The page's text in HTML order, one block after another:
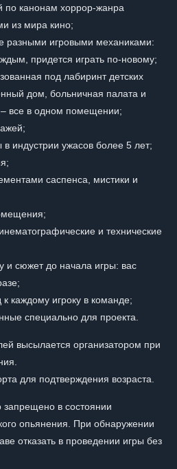
канонам хоррор-жанра
из мира кино;
разными игровыми механиками:
придется играть по-новому;
под лабиринт детских
дом, больничная палата и
– все в одном помещении;
индустрии ужасов более 5 лет;
саспенса, мистики и
и технические
и сюжет до начала игры: вас
каждому игроку в команде;
специально для проекта.
высылается организатором при
для подтверждения возраста.
запрещено в состоянии
опьянения. При обнаружении
отказать в проведении игры без